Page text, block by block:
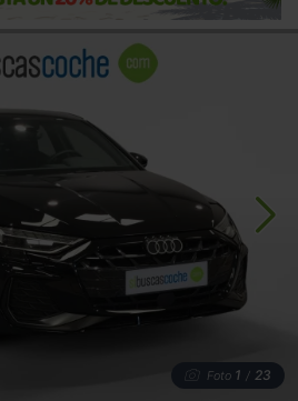
Foto 1 / 23